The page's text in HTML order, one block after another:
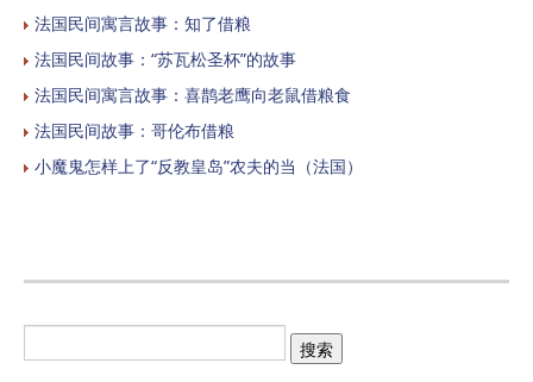
法国民间寓言故事：知了借粮
法国民间故事：“苏瓦松圣杯”的故事
法国民间寓言故事：喜鹊老鹰向老鼠借粮食
法国民间故事：哥伦布借粮
小魔鬼怎样上了“反教皇岛”农夫的当（法国）